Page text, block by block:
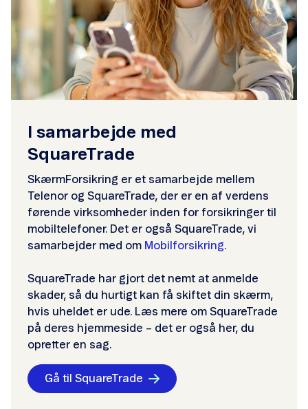
I samarbejde med
SquareTrade
SkærmForsikring er et samarbejde mellem
Telenor og SquareTrade, der er en af verdens
førende virksomheder inden for forsikringer til
mobiltelefoner. Det er også SquareTrade, vi
samarbejder med om Mobilforsikring.
SquareTrade har gjort det nemt at anmelde
skader, så du hurtigt kan få skiftet din skærm,
hvis uheldet er ude. Læs mere om SquareTrade
på deres hjemmeside – det er også her, du
opretter en sag.
Gå til SquareTrade